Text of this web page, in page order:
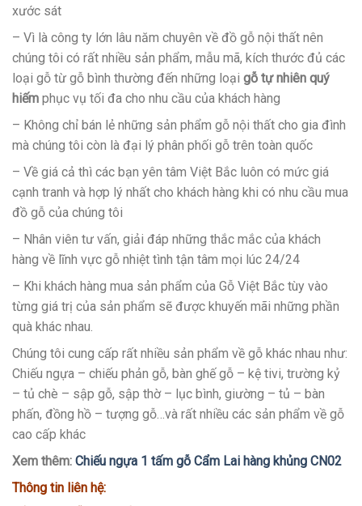
xước sát
– Vì là công ty lớn lâu năm chuyên về đồ gỗ nội thất nên
chúng tôi có rất nhiều sản phẩm, mẫu mã, kích thước đủ các
loại gỗ từ gỗ bình thường đến những loại gỗ tự nhiên quý
hiếm phục vụ tối đa cho nhu cầu của khách hàng
– Không chỉ bán lẻ những sản phẩm gỗ nội thất cho gia đình
mà chúng tôi còn là đại lý phân phối gỗ trên toàn quốc
– Về giá cả thì các bạn yên tâm Việt Bắc luôn có mức giá
cạnh tranh và hợp lý nhất cho khách hàng khi có nhu cầu mua
đồ gỗ của chúng tôi
– Nhân viên tư vấn, giải đáp những thắc mắc của khách
hàng về lĩnh vực gỗ nhiệt tình tận tâm mọi lúc 24/24
– Khi khách hàng mua sản phẩm của Gỗ Việt Bắc tùy vào
từng giá trị của sản phẩm sẽ được khuyến mãi những phần
quà khác nhau.
Chúng tôi cung cấp rất nhiều sản phẩm về gỗ khác nhau như:
Chiếu ngựa – chiếu phản gỗ, bàn ghế gỗ – kệ tivi, trường kỷ
– tủ chè – sập gỗ, sập thờ – lục bình, giường – tủ – bàn
phấn, đồng hồ – tượng gỗ…và rất nhiều các sản phẩm về gỗ
cao cấp khác
Xem thêm: Chiếu ngựa 1 tấm gỗ Cẩm Lai hàng khủng CN02
Thông tin liên hệ: